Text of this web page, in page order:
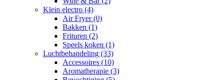
Klein electro (4)
Air Fryer(0)
Bakken (1)
Frituren (2)
Speels koken (1)
Luchtbehandeling (33)
Accessoires (10)
Aromatherapie (3)